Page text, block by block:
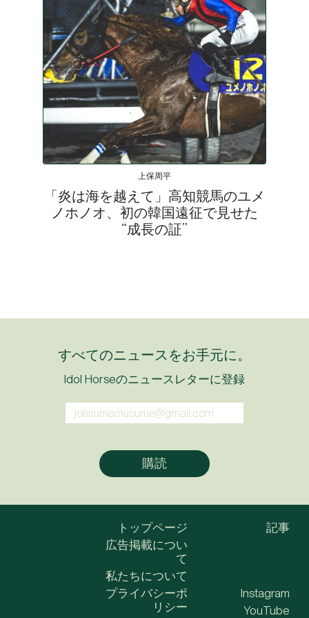
上保周平
「炎は海を越えて」高知競馬のユメ
ノホノオ、初の韓国遠征で見せた
“成長の証”
すべてのニュースをお手元に。
Idol Horseのニュースレターに登録
トップページ
広告掲載につい
て
私たちについて
記事
プライバシーポ
リシー
Instagram
YouTube